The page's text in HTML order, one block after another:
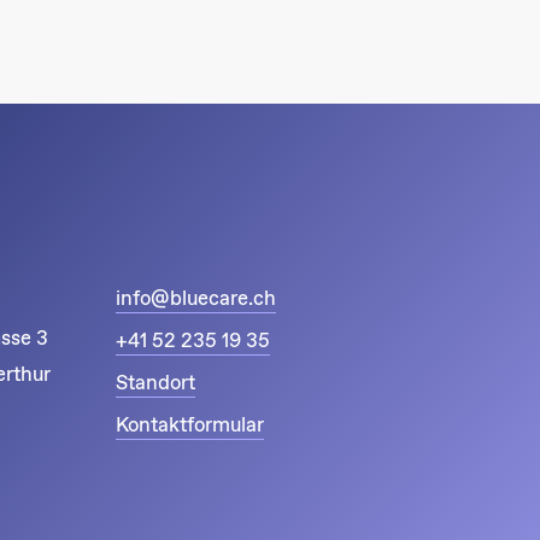
3
info@bluecare.ch
+41 52 235 19 35
Standort
Kontaktformular